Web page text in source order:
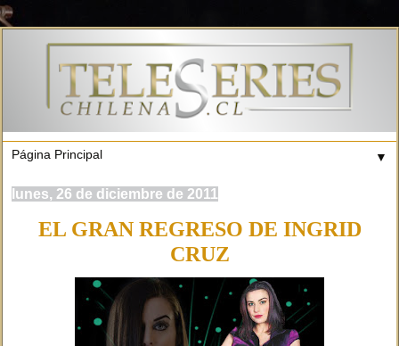
▼
lunes, 26 de diciembre de 2011
EL GRAN REGRESO DE INGRID
CRUZ